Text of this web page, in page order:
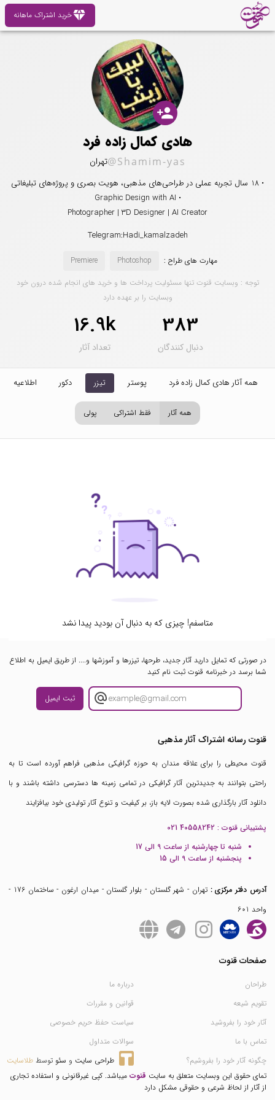
diamondخرید اشتراک ماهانه
person_add
هادی کمال زاده فرد
@Shamim-yasتهران
• 18 سال تجربه عملی در طراحی‌های مذهبی، هویت بصری و پروژه‌های تبلیغاتی
• Graphic Design with AI
Photographer | 3D Designer | AI Creator
Telegram:Hadi_kamalzadeh
مهارت های طراح : Photoshop
Premiere
توجه : وبسایت قنوت تنها مسئولیت پرداخت ها و خرید های انجام شده درون خود
وبسایت را بر عهده دارد
383
دنبال کنندگان
16.9k
تعداد آثار
همه آثار هادی کمال زاده فرد پوستر تیزر دکور اطلاعیه
همه آثار فقط اشتراکی پولی
متاسفم! چیزی که به دنبال آن بودید پیدا نشد
در صورتی که تمایل دارید آثار جدید، طرحها، تیزرها و آموزشها و.... از طریق ایمیل به اطلاع
شما برسد در خبرنامه قنوت ثبت نام کنید
ثبت ایمیل
قنوت رسانه اشتراک آثار مذهبی
قنوت محیطی را برای علاقه مندان به حوزه گرافیکی مذهبی فراهم آورده است تا به
راحتی بتوانند به جدیدترین آثار گرافیکی در تمامی زمینه ها دسترسی داشته باشند و با
دانلود آثار بارگذاری شده بصورت لایه باز، بر کیفیت و تنوع آثار تولیدی خود بیافزایند
پشتیبانی قنوت : 021 40558242
شنبه تا چهارشنبه از ساعت 9 الی 17
پنجشنبه از ساعت 9 الی 15
آدرس دفتر مرکزی :
تهران - شهر گلستان - بلوار گلستان - میدان ارغون - ساختمان 176 -
واحد 601
صفحات قنوت
طراحان
تقویم شیعه
آثار خود را بفروشید
تماس با ما
چگونه آثار خود را بفروشیم؟
درباره ما
قوانین و مقررات
سیاست حفظ حریم خصوصی
سوالات متداول
طراحی سایت و سئو توسط طلاسایت
تمای حقوق این وبسایت متعلق به سایت قنوت میباشد. کپی غیرقانونی و استفاده تجاری
از آثار از لحاظ شرعی و حقوقی مشکل دارد